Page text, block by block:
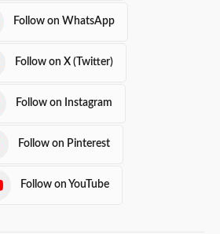
Follow on WhatsApp
Follow on X (Twitter)
Follow on Instagram
Follow on Pinterest
Follow on YouTube